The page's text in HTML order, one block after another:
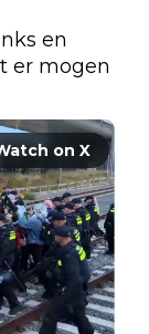
en
er mogen
on X